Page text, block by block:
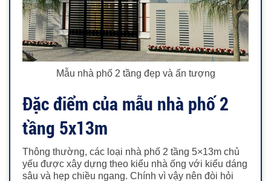
Mẫu nhà phố 2 tầng đẹp và ấn tượng
Đặc điểm của mẫu nhà phố 2
tầng 5x13m
Thông thường, các loại nhà phố 2 tầng 5×13m chủ
yếu được xây dựng theo kiểu nhà ống với kiểu dáng
sâu và hẹp chiều ngang. Chính vì vậy nên đòi hỏi